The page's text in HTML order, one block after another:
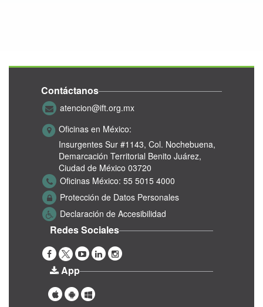
Contáctanos
atencion@ift.org.mx
Oficinas en México:
Insurgentes Sur #1143, Col. Nochebuena,
Demarcación Territorial Benito Juárez,
Ciudad de México 03720
Oficinas México: 55 5015 4000
Protección de Datos Personales
Declaración de Accesibilidad
Redes Sociales
App